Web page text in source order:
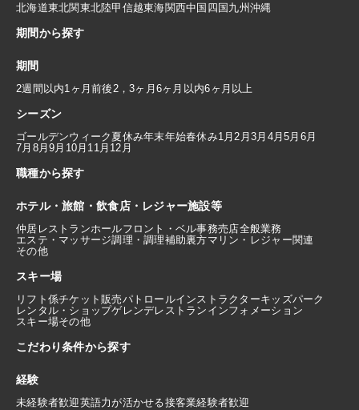
北海道東北関東北陸甲信越東海関西中国 四国 九州 沖縄
期間から探す
期間
2週間以内1ヶ月前後2，3ヶ月 6ヶ月以内6ヶ月以上
シーズン
ゴールデンウィーク 夏休み年末年始春休み1月2月3月 4月5月 6月
7月 8月9月 10月 11月 12月
職種から探す
ホテル・旅館・飲食店・レジャー施設等
仲居 レストランホールフロント・ベル事務売店全般業務
エステ・マッサージ調理・調理補助裏方マリン・レジャー関連
その他
スキー場
リフト係チケット販売パトロールインストラクターキッズパーク
レンタル・ショップゲレンデレストラン インフォメーション
スキー場その他
こだわり条件から探す
経験
未経験者歓迎英語力が活かせる接客業経験者歓迎